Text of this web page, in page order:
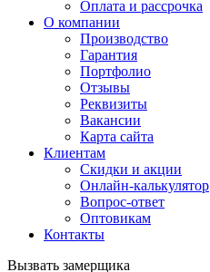
Оплата и рассрочка
О компании
Производство
Гарантия
Портфолио
Отзывы
Реквизиты
Вакансии
Карта сайта
Клиентам
Скидки и акции
Онлайн-калькулятор
Вопрос-ответ
Оптовикам
Контакты
Вызвать замерщика